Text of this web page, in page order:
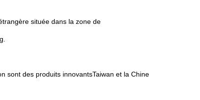
située dans la zone de
sont des produits innovantsTaiwan et la Chine